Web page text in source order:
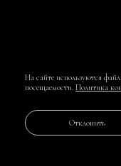
На сайте используются
посещаемости. Политика
Отклонить